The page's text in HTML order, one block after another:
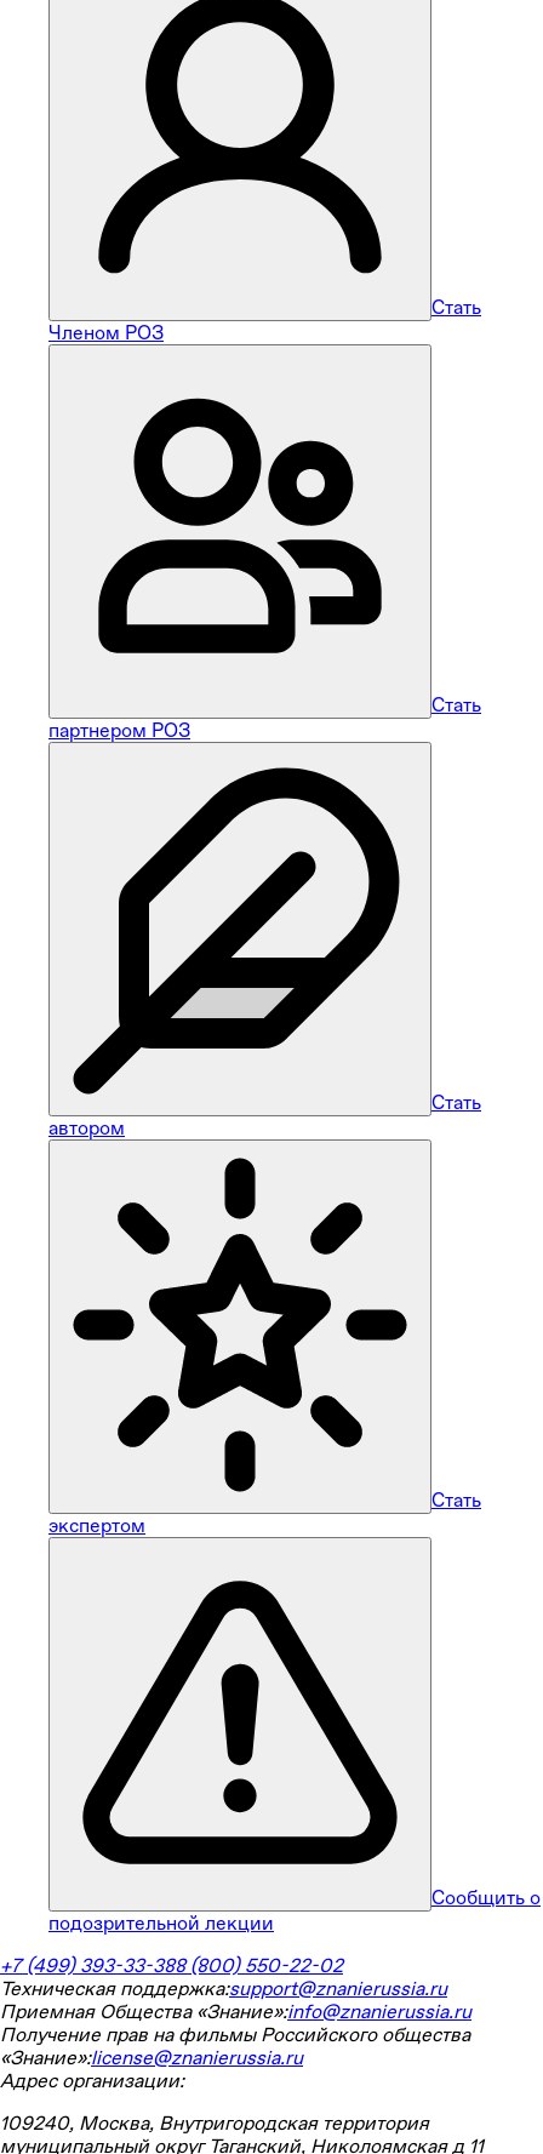
Стать
Членом РОЗ
Стать
партнером РОЗ
Стать
автором
Стать
экспертом
Сообщить о
подозрительной лекции
+7 (499) 393-33-388 (800) 550-22-02
Техническая поддержка:support@znanierussia.ru
Приемная Общества «Знание»:info@znanierussia.ru
Получение прав на фильмы Российского общества
«Знание»:license@znanierussia.ru
Адрес организации:
109240, Москва, Внутригородская территория
муниципальный округ Таганский, Николоямская д 11